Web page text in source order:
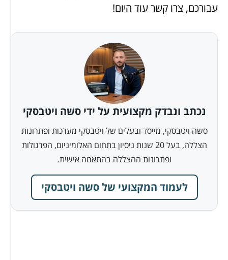
עבורכם, צרו קשר עוד היום!
נכתב ונבדק מקצועית על ידי סשה ויטבסקי
סשה ויטבסקי, מייסד ובעלים של ויטבסקי מערכות ופתרונות
הצללה, בעל 20 שנות ניסיון בתחום האלומיניום, הפרגולות
ופתרונות ההצללה בהתאמה אישית.
לעמוד המקצועי של סשה ויטבסקי